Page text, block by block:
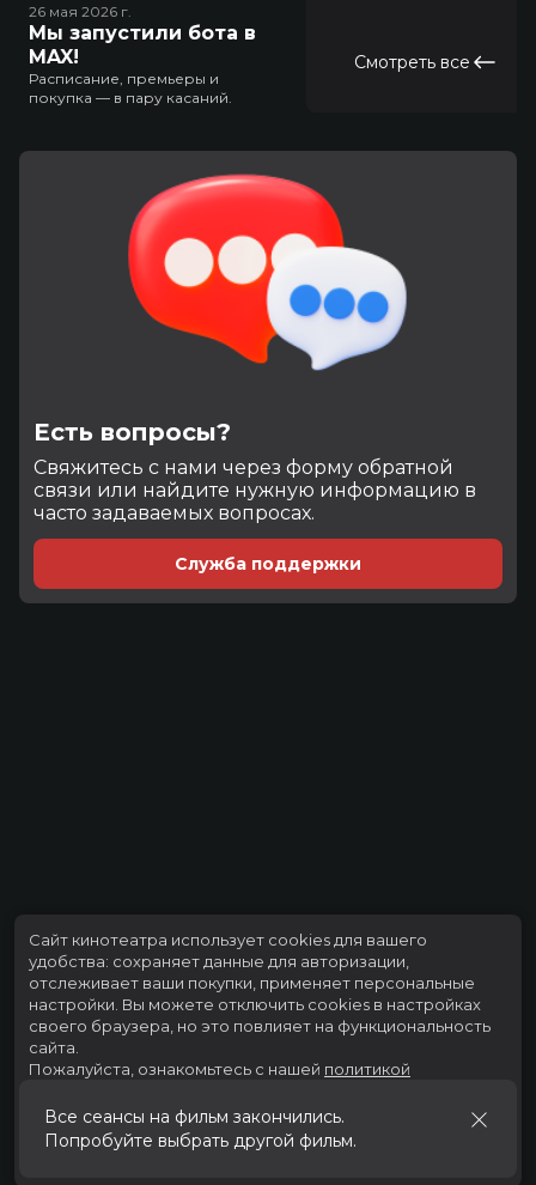
26 мая 2026 г.
Мы запустили бота в
MAX!
Расписание, премьеры и
покупка — в пару касаний.
Смотреть все
Есть вопросы?
Cвяжитесь с нами через форму обратной
связи или найдите нужную информацию в
часто задаваемых вопросах.
Служба поддержки
Все сеансы на фильм закончились.
Попробуйте выбрать другой фильм.
Сайт кинотеатра использует cookies для вашего
удобства: сохраняет данные для авторизации,
отслеживает ваши покупки, применяет персональные
настройки. Вы можете отключить cookies в настройках
своего браузера, но это повлияет на функциональность
сайта.
Пожалуйста, ознакомьтесь с нашей политикой
Принять